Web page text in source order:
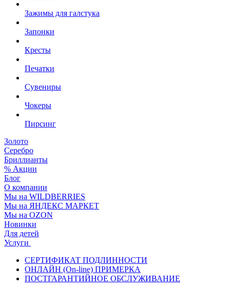
Зажимы для галстука
Запонки
Кресты
Печатки
Сувениры
Чокеры
Пирсинг
Золото
Серебро
Бриллианты
% Акции
Блог
О компании
Мы на WILDBERRIES
Мы на ЯНДЕКС МАРКЕТ
Мы на OZON
Новинки
Для детей
Услуги
СЕРТИФИКАТ ПОДЛИННОСТИ
ОНЛАЙН (On-line) ПРИМЕРКА
ПОСТГАРАНТИЙНОЕ ОБСЛУЖИВАНИЕ